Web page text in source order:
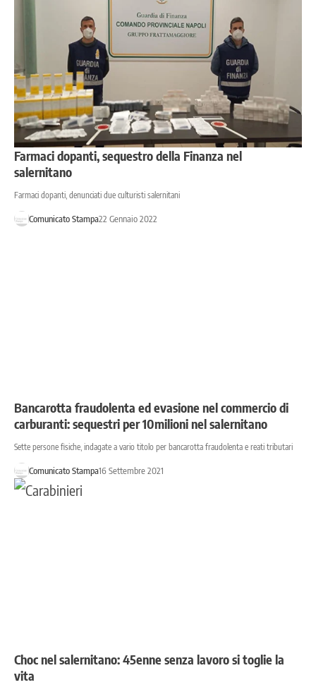
Farmaci dopanti, sequestro della Finanza nel
salernitano
Farmaci dopanti, denunciati due culturisti salernitani
Comunicato Stampa22 Gennaio 2022
Bancarotta fraudolenta ed evasione nel commercio di
carburanti: sequestri per 10milioni nel salernitano
Sette persone fisiche, indagate a vario titolo per bancarotta fraudolenta e reati tributari
Comunicato Stampa16 Settembre 2021
Choc nel salernitano: 45enne senza lavoro si toglie la
vita